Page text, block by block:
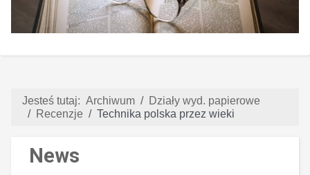
Jesteś tutaj: Archiwum
Działy wyd. papierowe
Recenzje
Technika polska przez wieki
News